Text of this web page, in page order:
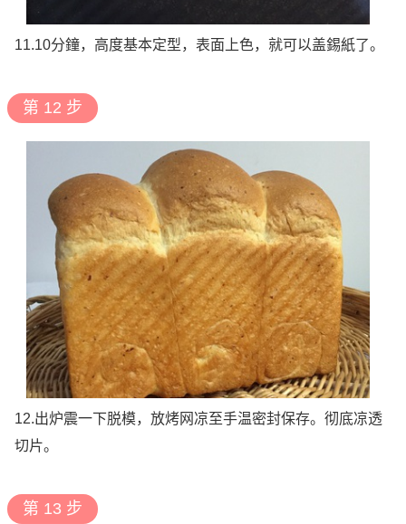
11.10分鐘，高度基本定型，表面上色，就可以盖錫紙了。
第 12 步
12.出炉震一下脱模，放烤网凉至手温密封保存。彻底凉透
切片。
第 13 步